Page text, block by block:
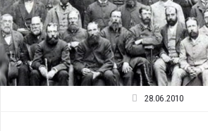
28.06.2010